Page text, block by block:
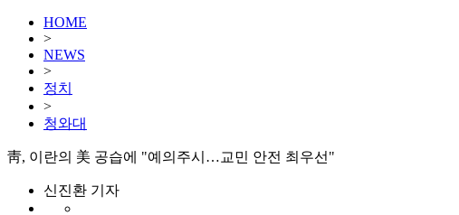
HOME
>
NEWS
>
정치
>
청와대
靑, 이란의 美 공습에 "예의주시…교민 안전 최우선"
신진환 기자